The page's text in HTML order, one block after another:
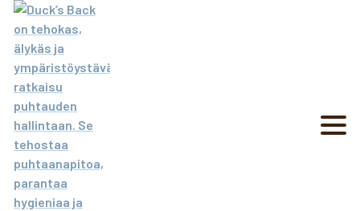
ARTIKKELIT
Ajankohtaista tietoa
kemikaalittomasta ja
älykkäästä puhtaanapidosta